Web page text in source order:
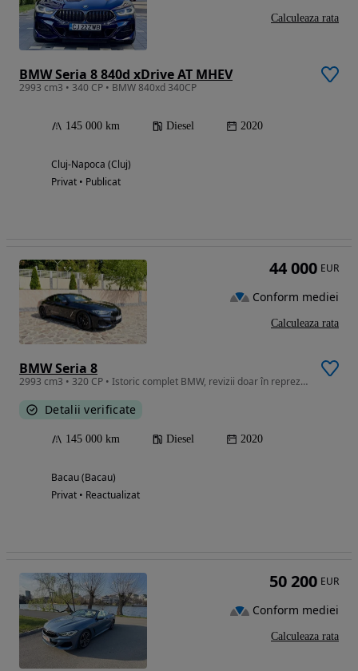
BMW Seria 8 840d xDrive AT MHEV
2993 cm3 • 340 CP • BMW 840xd 340CP
145 000 km Diesel 2020
Cluj-Napoca (Cluj)
Privat • Publicat
Calculeaza rata
BMW Seria 8
2993 cm3 • 320 CP • Istoric complet BMW, revizii doar în reprezentanță.
Detalii verificate
145 000 km Diesel 2020
Bacau (Bacau)
Privat • Reactualizat
44 000 EUR
Conform mediei
Calculeaza rata
50 200 EUR
Conform mediei
Calculeaza rata